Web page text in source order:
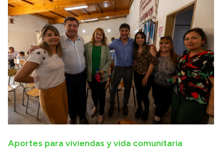
Aportes para viviendas y vida comunitaria